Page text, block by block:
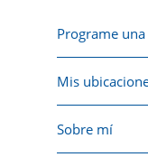
Programe
Mis
Sobre mí